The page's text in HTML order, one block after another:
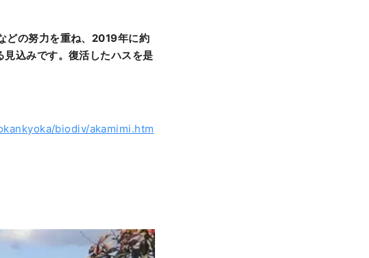
どの努力を重ね、2019年に約
込みです。復活したハスを是
biodiv/akamimi.htm